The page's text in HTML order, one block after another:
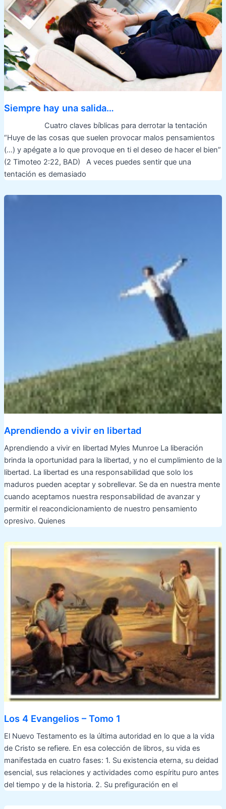
Siempre hay una salida…
Cuatro claves bíblicas para derrotar la tentación
“Huye de las cosas que suelen provocar malos pensamientos
(…) y apégate a lo que provoque en ti el deseo de hacer el bien”
(2 Timoteo 2:22, BAD) A veces puedes sentir que una
tentación es demasiado
Aprendiendo a vivir en libertad
Aprendiendo a vivir en libertad Myles Munroe La liberación
brinda la oportunidad para la libertad, y no el cumplimiento de la
libertad. La libertad es una responsabilidad que solo los
maduros pueden aceptar y sobrellevar. Se da en nuestra mente
cuando aceptamos nuestra responsabilidad de avanzar y
permitir el reacondicionamiento de nuestro pensamiento
opresivo. Quienes
Los 4 Evangelios – Tomo 1
El Nuevo Testamento es la última autoridad en lo que a la vida
de Cristo se refiere. En esa colección de libros, su vida es
manifestada en cuatro fases: 1. Su existencia eterna, su deidad
esencial, sus relaciones y actividades como espíritu puro antes
del tiempo y de la historia. 2. Su prefiguración en el